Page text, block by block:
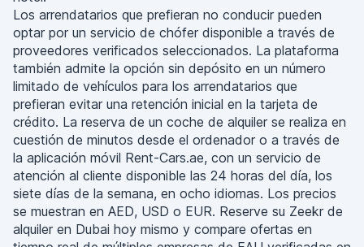
Los arrendatarios que prefieran no conducir pueden
optar por un servicio de chófer disponible a través de
proveedores verificados seleccionados. La plataforma
también admite la opción sin depósito en un número
limitado de vehículos para los arrendatarios que
prefieran evitar una retención inicial en la tarjeta de
crédito. La reserva de un coche de alquiler se realiza en
cuestión de minutos desde el ordenador o a través de
la aplicación móvil Rent-Cars.ae, con un servicio de
atención al cliente disponible las 24 horas del día, los
siete días de la semana, en ocho idiomas. Los precios
se muestran en AED, USD o EUR. Reserve su Zeekr de
alquiler en Dubai hoy mismo y compare ofertas en